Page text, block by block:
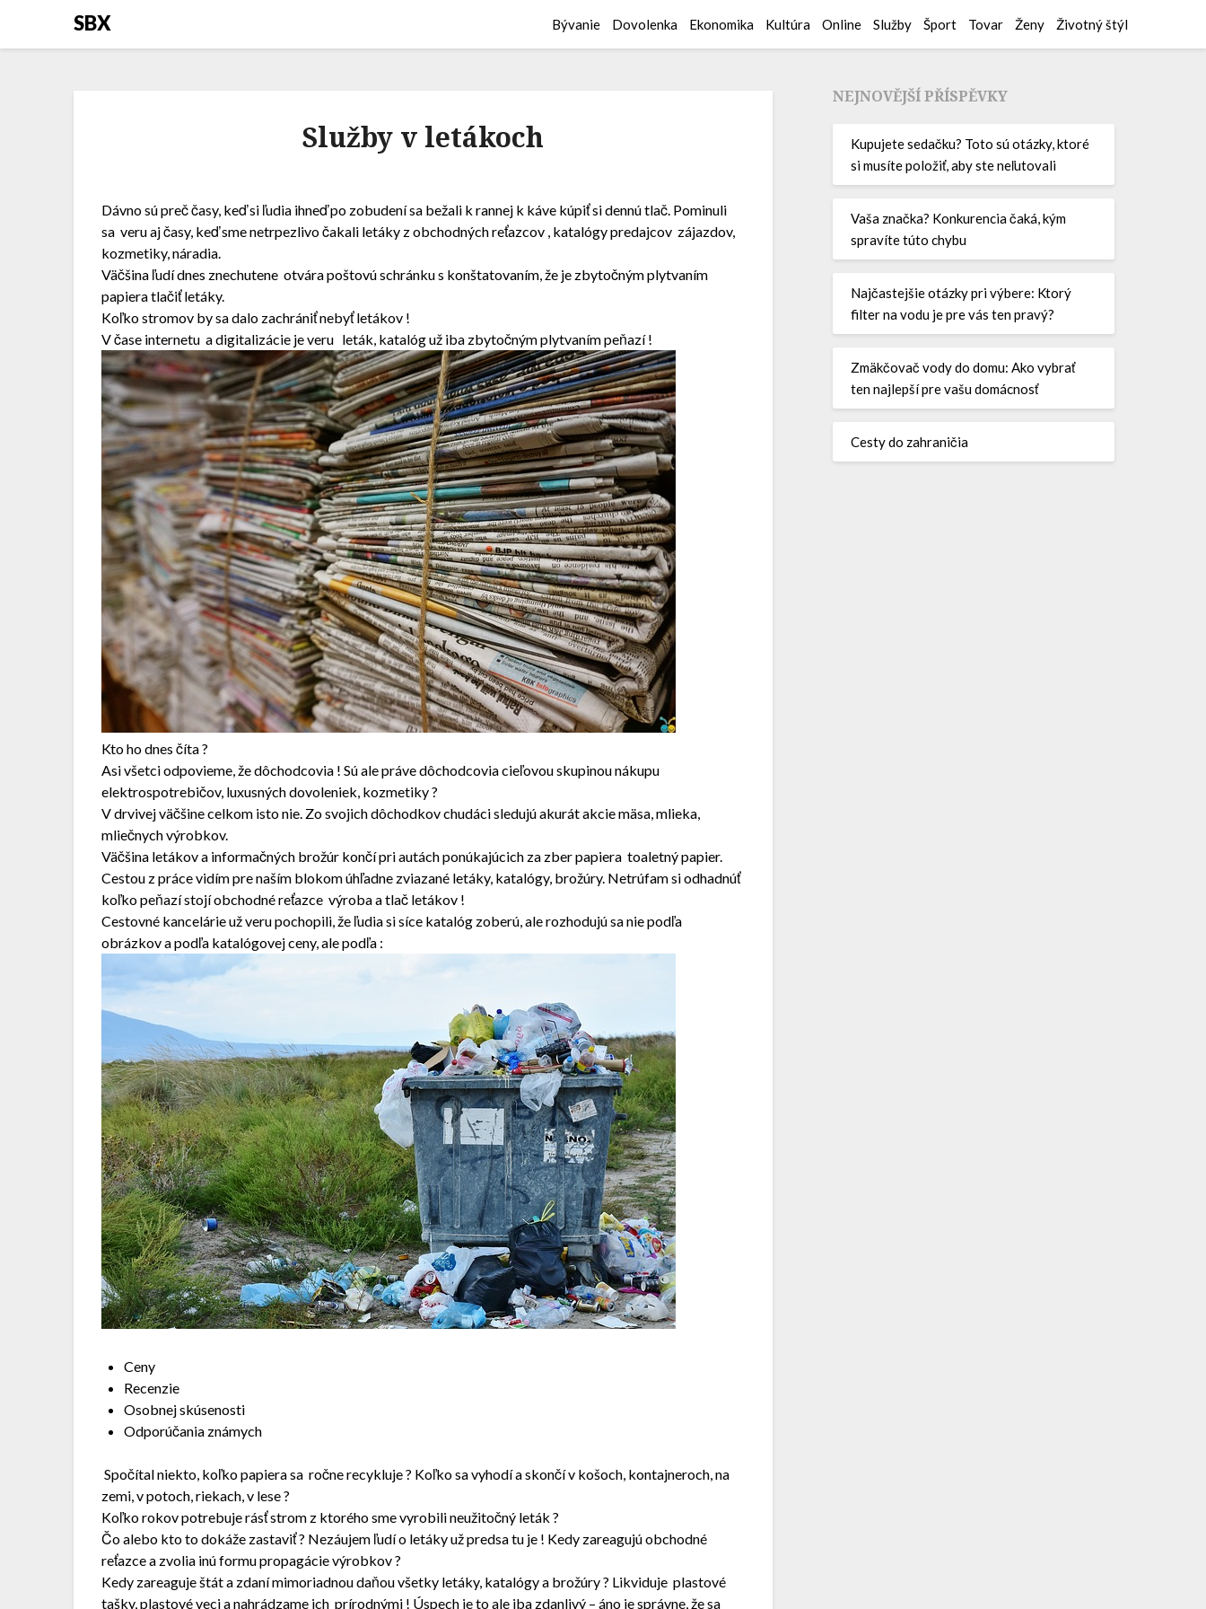
SBX Bývanie Dovolenka Ekonomika Kultúra Online Služby Šport Tovar Ženy Životný štýl
Služby v letákoch
Dávno sú preč časy, keď si ľudia ihneď po zobudení sa bežali k rannej k káve kúpiť si dennú tlač. Pominuli
sa veru aj časy, keď sme netrpezlivo čakali letáky z obchodných reťazcov , katalógy predajcov zájazdov,
kozmetiky, náradia.
Väčšina ľudí dnes znechutene otvára poštovú schránku s konštatovaním, že je zbytočným plytvaním
papiera tlačiť letáky.
Koľko stromov by sa dalo zachrániť nebyť letákov !
V čase internetu a digitalizácie je veru leták, katalóg už iba zbytočným plytvaním peňazí !
Kto ho dnes číta ?
Asi všetci odpovieme, že dôchodcovia ! Sú ale práve dôchodcovia cieľovou skupinou nákupu
elektrospotrebičov, luxusných dovoleniek, kozmetiky ?
V drvivej väčšine celkom isto nie. Zo svojich dôchodkov chudáci sledujú akurát akcie mäsa, mlieka,
mliečnych výrobkov.
Väčšina letákov a informačných brožúr končí pri autách ponúkajúcich za zber papiera toaletný papier.
Cestou z práce vidím pre naším blokom úhľadne zviazané letáky, katalógy, brožúry. Netrúfam si odhadnúť
koľko peňazí stojí obchodné reťazce výroba a tlač letákov !
Cestovné kancelárie už veru pochopili, že ľudia si síce katalóg zoberú, ale rozhodujú sa nie podľa
obrázkov a podľa katalógovej ceny, ale podľa :
Ceny
Recenzie
Osobnej skúsenosti
Odporúčania známych
Spočítal niekto, koľko papiera sa ročne recykluje ? Koľko sa vyhodí a skončí v košoch, kontajneroch, na
zemi, v potoch, riekach, v lese ?
Koľko rokov potrebuje rásť strom z ktorého sme vyrobili neužitočný leták ?
Čo alebo kto to dokáže zastaviť ? Nezáujem ľudí o letáky už predsa tu je ! Kedy zareagujú obchodné
reťazce a zvolia inú formu propagácie výrobkov ?
Kedy zareaguje štát a zdaní mimoriadnou daňou všetky letáky, katalógy a brožúry ? Likviduje plastové
tašky, plastové veci a nahrádzame ich prírodnými ! Úspech je to ale iba zdanlivý – áno je správne, že sa
NEJNOVĚJŠÍ PŘÍSPĚVKY
Kupujete sedačku? Toto sú otázky, ktoré
si musíte položiť, aby ste neľutovali
Vaša značka? Konkurencia čaká, kým
spravíte túto chybu
Najčastejšie otázky pri výbere: Ktorý
filter na vodu je pre vás ten pravý?
Zmäkčovač vody do domu: Ako vybrať
ten najlepší pre vašu domácnosť
Cesty do zahraničia